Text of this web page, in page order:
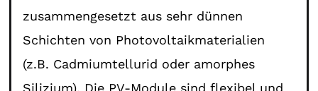
zusammengesetzt aus sehr dünnen
Schichten von Photovoltaikmaterialien
(z.B. Cadmiumtellurid oder amorphes
Silizium). Die PV-Module sind flexibel und